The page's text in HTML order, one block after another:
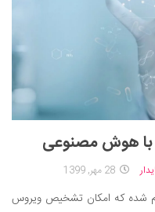
با هوش مصنوعی
28 مهر, 1399
شده که امکان تشخیص ویروس